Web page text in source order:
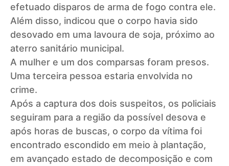
efetuado disparos de arma de fogo contra ele.
Além disso, indicou que o corpo havia sido
desovado em uma lavoura de soja, próximo ao
aterro sanitário municipal.
A mulher e um dos comparsas foram presos.
Uma terceira pessoa estaria envolvida no
crime.
Após a captura dos dois suspeitos, os policiais
seguiram para a região da possível desova e
após horas de buscas, o corpo da vítima foi
encontrado escondido em meio à plantação,
em avançado estado de decomposição e com